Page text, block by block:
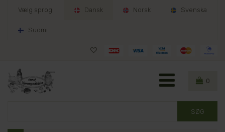
Vælg sprog: Dansk Norsk Svenska
Suomi
0